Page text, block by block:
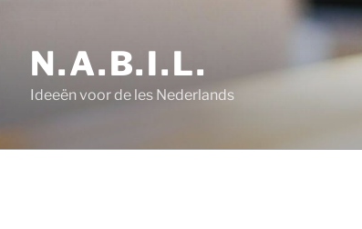
N.A.B.I.L.
Ideeën voor de les Nederlands